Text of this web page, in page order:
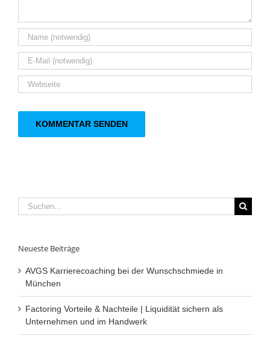
Suche
nach:
Neueste Beiträge
AVGS Karrierecoaching bei der Wunschschmiede in
München
Factoring Vorteile & Nachteile | Liquidität sichern als
Unternehmen und im Handwerk